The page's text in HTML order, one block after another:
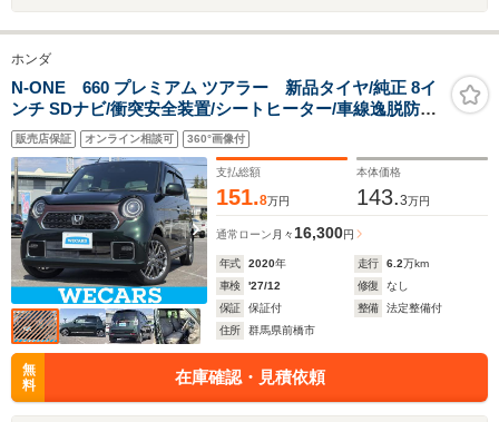
ホンダ
N-ONE 660 プレミアム ツアラー 新品タイヤ/純正 8イ
ンチ SDナビ/衝突安全装置/シートヒーター/車線逸脱防止
支援システム/ヘッドランプ LED/ETC/EBD付ABS/横滑り
防止装置/アイドリングストップ
販売店保証 オンライン相談可 360°画像付
支払総額
151.8万円
本体価格
143.3万円
通常ローン 月々 16,300円
年式 2020年 走行 6.2万km
車検
'27/12 修復
なし
保証
保証付 整備
法定整備付
住所
群馬県前橋市
無
料
在庫確認・見積依頼